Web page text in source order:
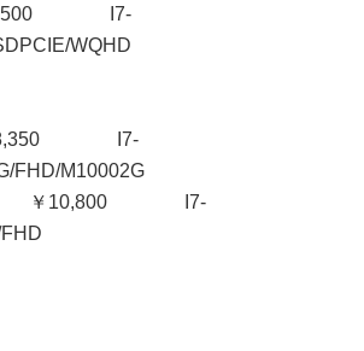
I7-
WQHD
8,350 I7-
FHD/M10002G
￥10,800 I7-
FHD